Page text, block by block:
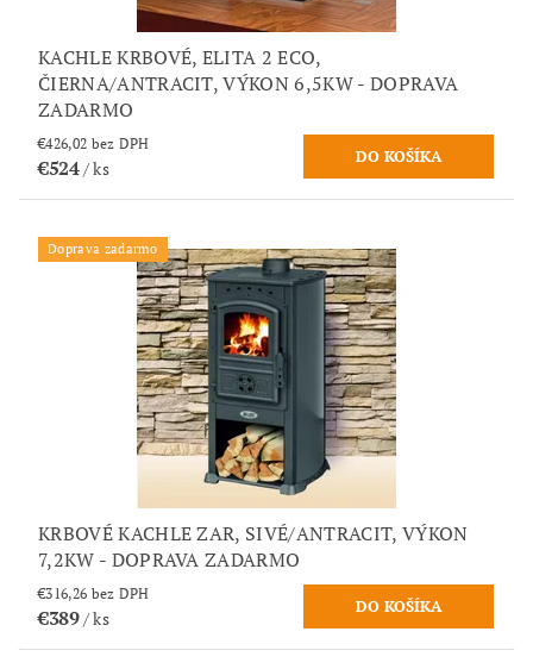
KACHLE KRBOVÉ, ELITA 2 ECO,
ČIERNA/ANTRACIT, VÝKON 6,5KW - DOPRAVA
ZADARMO
€426,02 bez DPH
€524/ ks
Doprava zadarmo
KRBOVÉ KACHLE ZAR, SIVÉ/ANTRACIT, VÝKON
7,2KW - DOPRAVA ZADARMO
€316,26 bez DPH
€389/ ks